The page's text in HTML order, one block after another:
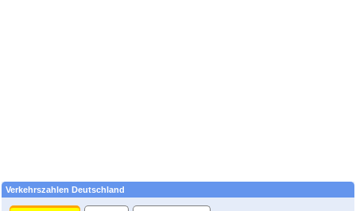
Verkehrszahlen Deutschland